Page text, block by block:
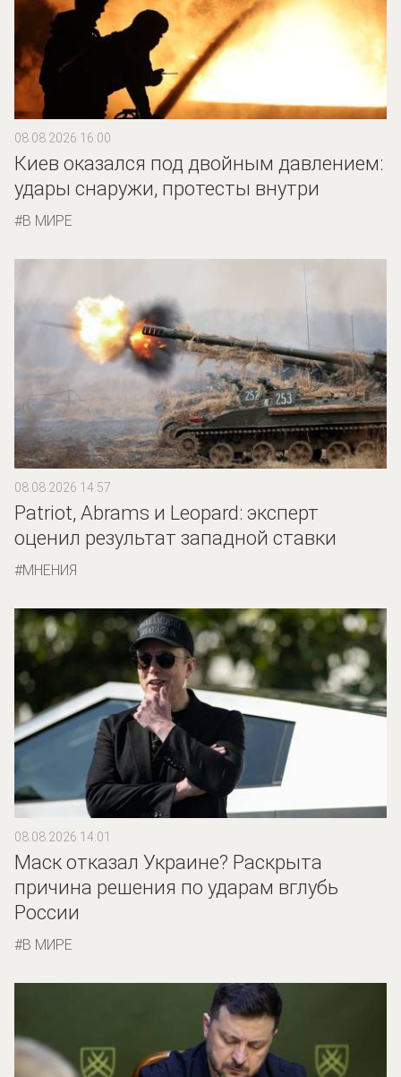
08.08.2026 16:00
Киев оказался под двойным давлением:
удары снаружи, протесты внутри
В МИРЕ
08.08.2026 14:57
Patriot, Abrams и Leopard: эксперт
оценил результат западной ставки
МНЕНИЯ
08.08.2026 14:01
Маск отказал Украине? Раскрыта
причина решения по ударам вглубь
России
В МИРЕ